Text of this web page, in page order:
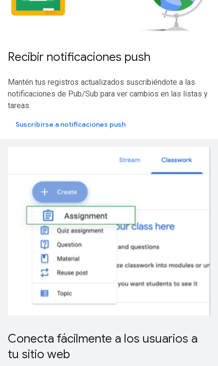
Recibir notificaciones push
Mantén tus registros actualizados suscribiéndote a las
notificaciones de Pub/Sub para ver cambios en las listas y
tareas.
Suscribirse a notificaciones push
Conecta fácilmente a los usuarios a
tu sitio web